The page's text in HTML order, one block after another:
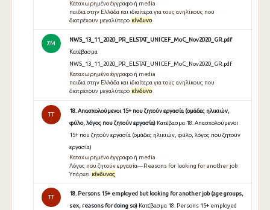
Καταχωρημένο έγγραφο ή media
παιδιά στην Ελλάδα και ιδιαίτερα για τους ανηλίκους που
διατρέχουν μεγαλύτερο κίνδυνο
ΣΜ
NWS_13_11_2020_PR_ELSTAT_UNICEF_MoC_Nov2020_GR.pdf
Κατέβασμα
NWS_13_11_2020_PR_ELSTAT_UNICEF_MoC_Nov2020_GR.pdf
Καταχωρημένο έγγραφο ή media
παιδιά στην Ελλάδα και ιδιαίτερα για τους ανηλίκους που
διατρέχουν μεγαλύτερο κίνδυνο
TT
18. Απασχολούμενοι 15+ που ζητούν εργασία (ομάδες ηλικιών,
φύλο, λόγος που ζητούν εργασία) Κατέβασμα 18. Απασχολούμενοι
15+ που ζητούν εργασία (ομάδες ηλικιών, φύλο, λόγος που ζητούν
εργασία)
Καταχωρημένο έγγραφο ή media
Λόγος που ζητούν εργασία—Reasons for looking for another job
Υπάρχει κίνδυνος
TT
18. Persons 15+ employed but looking for another job (age groups,
sex, reasons for doing so) Κατέβασμα 18. Persons 15+ employed